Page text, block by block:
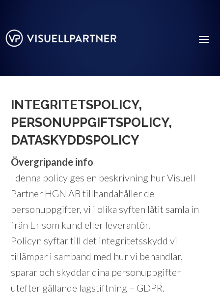
INTEGRITETSPOLICY,
PERSONUPPGIFTSPOLICY,
DATASKYDDSPOLICY
Övergripande info
I denna policy ges en beskrivning hur Visuell
Partner HGN AB tillhandahåller de
personuppgifter, vi i olika syften låtit samla in
från Er som kund eller leverantör.
Policyn syftar till det integritetsskydd vi
tillämpar i samband med hur vi behandlar,
sparar och skyddar dina personuppgifter
utefter gällande lagstiftning – GDPR.